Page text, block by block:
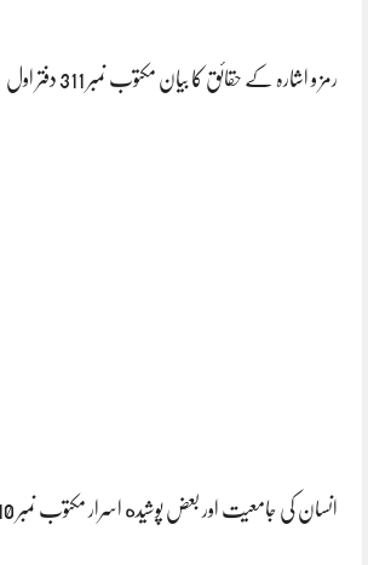
رمز و اشارہ کے حقائق کا بیان مکتوب نمبر 311 دفتر اول
انسان کی جامعیت اور بعض پوشیده اسرار مکتوب نمبر 310دفتر اول